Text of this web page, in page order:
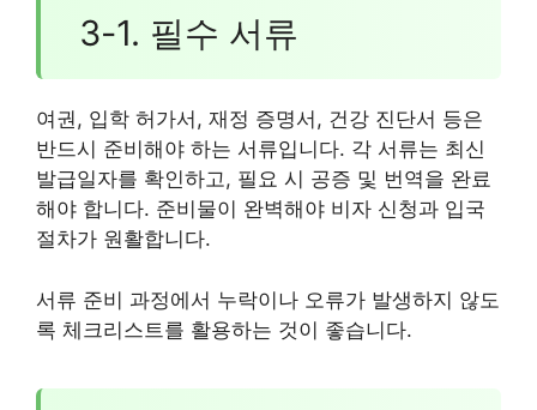
3-1. 필수 서류
여권, 입학 허가서, 재정 증명서, 건강 진단서 등은
반드시 준비해야 하는 서류입니다. 각 서류는 최신
발급일자를 확인하고, 필요 시 공증 및 번역을 완료
해야 합니다. 준비물이 완벽해야 비자 신청과 입국
절차가 원활합니다.
서류 준비 과정에서 누락이나 오류가 발생하지 않도
록 체크리스트를 활용하는 것이 좋습니다.